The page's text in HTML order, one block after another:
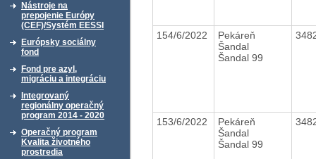
Nástroje na
prepojenie Európy
(CEF)/Systém EESSI
Európsky sociálny
fond
Fond pre azyl,
migráciu a integráciu
Integrovaný
regionálny operačný
program 2014 - 2020
Operačný program
Kvalita životného
prostredia
154/6/2022
Pekáreň
Šandal
Šandal 99
153/6/2022
Pekáreň
Šandal
Šandal 99